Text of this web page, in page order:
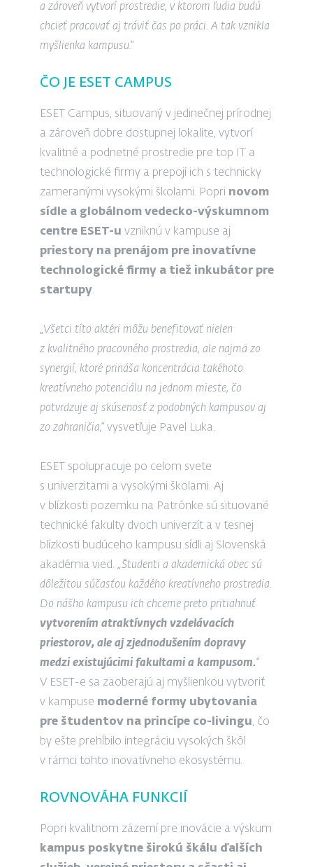
a zároveň vytvorí prostredie, v ktorom ľudia budú
chcieť pracovať aj tráviť čas po práci. A tak vznikla
myšlienka kampusu.“
ČO JE ESET CAMPUS
ESET Campus, situovaný v jedinečnej prírodnej
a zároveň dobre dostupnej lokalite, vytvorí
kvalitné a podnetné prostredie pre top IT a
technologické firmy a prepojí ich s technicky
zameranými vysokými školami. Popri novom
sídle a globálnom vedecko-výskumnom
centre ESET-u vzniknú v kampuse aj
priestory na prenájom pre inovatívne
technologické firmy a tiež inkubátor pre
startupy.
„Všetci títo aktéri môžu benefitovať nielen
z kvalitného pracovného prostredia, ale najmä zo
synergií, ktoré prináša koncentrácia takéhoto
kreatívneho potenciálu na jednom mieste, čo
potvrdzuje aj skúsenosť z podobných kampusov aj
zo zahraničia,“vysvetľuje Pavel Luka.
ESET spolupracuje po celom svete
s univerzitami a vysokými školami. Aj
v blízkosti pozemku na Patrónke sú situované
technické fakulty dvoch univerzít a v tesnej
blízkosti budúceho kampusu sídli aj Slovenská
akadémia vied. „Študenti a akademická obec sú
dôležitou súčasťou každého kreatívneho prostredia.
Do nášho kampusu ich chceme preto pritiahnuť
vytvorením atraktívnych vzdelávacích
priestorov, ale aj zjednodušením dopravy
medzi existujúcimi fakultami a kampusom.“
V ESET-e sa zaoberajú aj myšlienkou vytvoriť
v kampuse moderné formy ubytovania
pre študentov na princípe co-livingu, čo
by ešte prehĺbilo integráciu vysokých škôl
v rámci tohto inovatívneho ekosystému.
ROVNOVÁHA FUNKCIÍ
Popri kvalitnom zázemí pre inovácie a výskum
kampus poskytne širokú škálu ďalších